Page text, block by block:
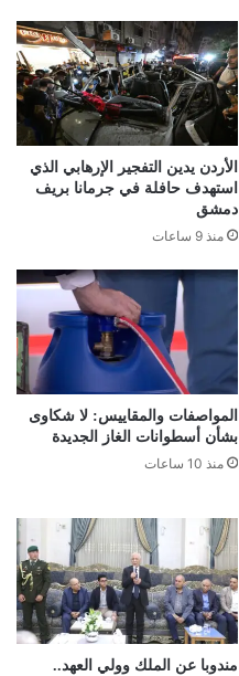
الأردن يدين التفجير الإرهابي الذي
استهدف حافلة في جرمانا بريف
دمشق
منذ 9 ساعات
المواصفات والمقاييس: لا شكاوى
بشأن أسطوانات الغاز الجديدة
منذ 10 ساعات
مندوبا عن الملك وولي العهد..